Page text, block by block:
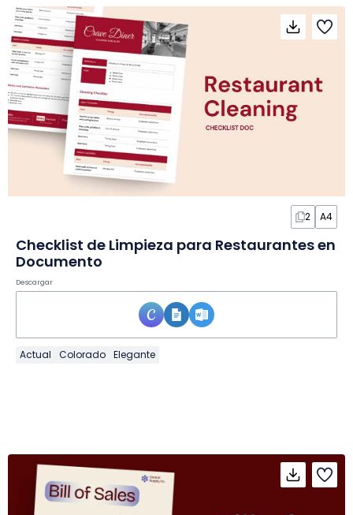
2 A4
Checklist de Limpieza para Restaurantes en
Documento
Descargar
Actual Colorado Elegante